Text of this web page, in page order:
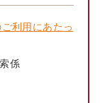
利用にあたっ
係